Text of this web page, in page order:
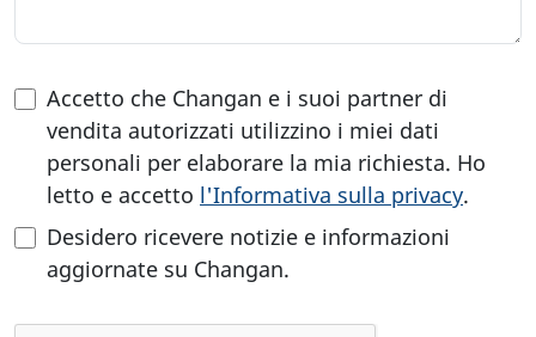
Accetto che Changan e i suoi partner di
vendita autorizzati utilizzino i miei dati
personali per elaborare la mia richiesta. Ho
letto e accetto l'Informativa sulla privacy.
Desidero ricevere notizie e informazioni
aggiornate su Changan.